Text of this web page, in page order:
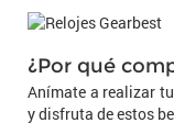
¿Por qué
Anímate a realizar
y disfruta de estos